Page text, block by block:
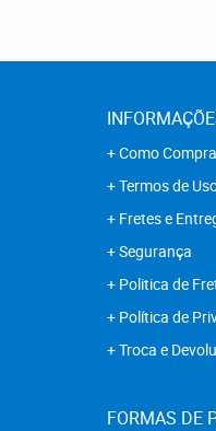
Como
Termos de
Fretes e
Segurança
Politica de
Política de
Troca e
FORMAS DE